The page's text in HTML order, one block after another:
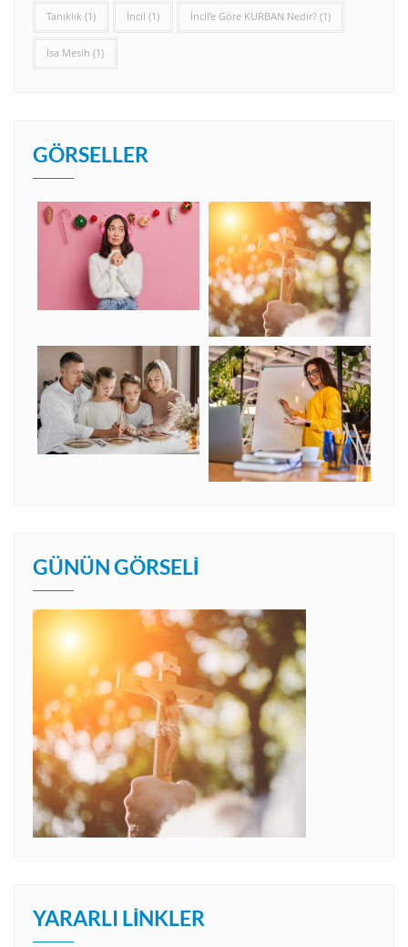
Tanıklık (1) İncil (1) İncil’e Göre KURBAN Nedir? (1)
İsa Mesih (1)
GÖRSELLER
GÜNÜN GÖRSELI
YARARLI LINKLER